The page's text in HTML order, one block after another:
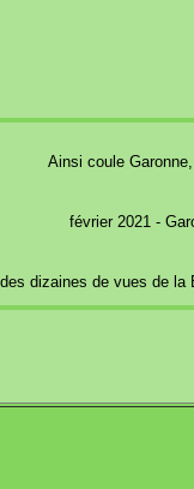
Ainsi coule
février 2021 -
des dizaines de vues de